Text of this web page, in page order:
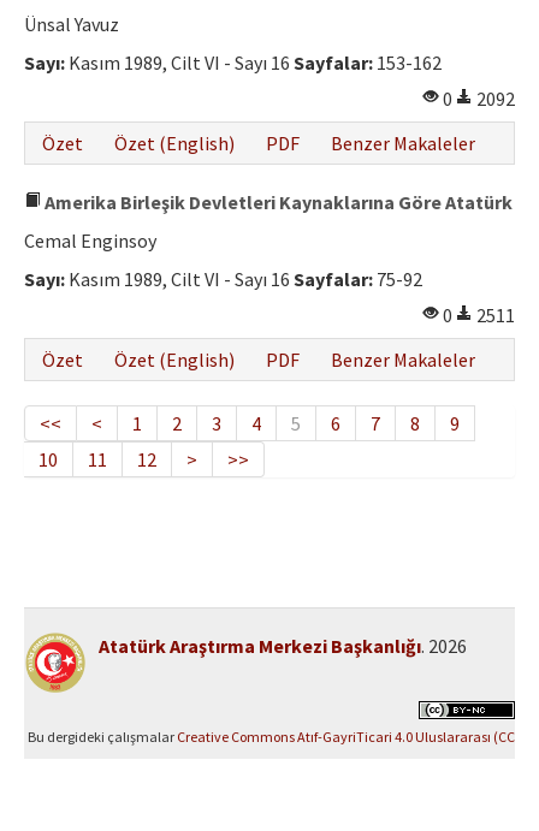
Ünsal Yavuz
Sayı: Kasım 1989, Cilt VI - Sayı 16 Sayfalar: 153-162
0
2092
Özet
Özet (English) PDF Benzer Makaleler
Amerika Birleşik Devletleri Kaynaklarına Göre Atatürk
Cemal Enginsoy
Sayı: Kasım 1989, Cilt VI - Sayı 16 Sayfalar: 75-92
0
2511
Özet
Özet (English) PDF Benzer Makaleler
<< < 1 2 3 4 5 6 7 8
9
10
11 12 > >>
Atatürk Araştırma Merkezi Başkanlığı. 2026
Bu dergideki çalışmalar Creative Commons Atıf-GayriTicari 4.0 Uluslararası (CC